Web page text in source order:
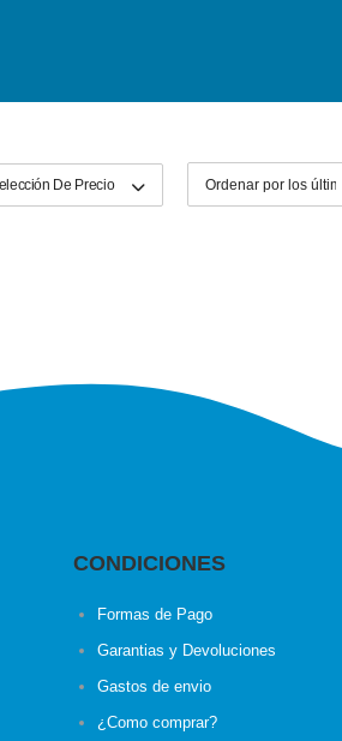
De Precio
CONDICIONES
Formas de Pago
Garantias y Devoluciones
Gastos de envio
¿Como comprar?